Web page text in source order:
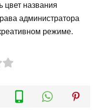
цвет названия
администратора
режиме.